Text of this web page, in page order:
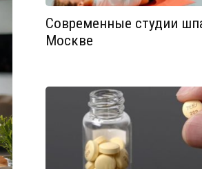
Современные студии
Москве